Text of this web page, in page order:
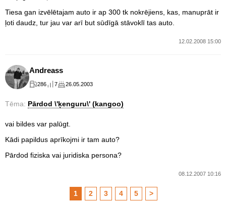
Tiesa gan izvēlētajam auto ir ap 300 tk nokrējiens, kas, manuprāt ir
ļoti daudz, tur jau var arī but sūdīgā stāvoklī tas auto.
12.02.2008 15:00
Andreass
286 7 26.05.2003
Tēma: Pārdod \'ķenguru\' (kangoo)
vai bildes var palūgt.
Kādi papildus aprīkojmi ir tam auto?
Pārdod fiziska vai juridiska persona?
08.12.2007 10:16
1 2 3 4 5 >